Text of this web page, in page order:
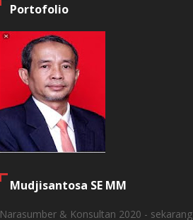
Portofolio
Mudjisantosa SE MM
Narasumber & Konsultan 2020 - sekarang